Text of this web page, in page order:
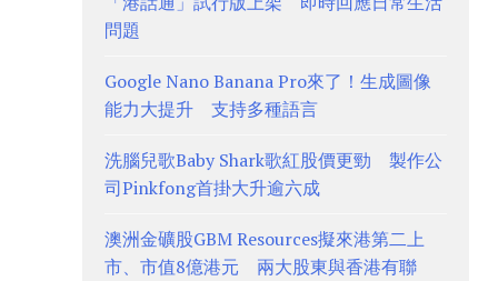
問題
Google Nano Banana Pro來了！生成圖像
能力大提升 支持多種語言
洗腦兒歌Baby Shark歌紅股價更勁 製作公
司Pinkfong首掛大升逾六成
澳洲金礦股GBM Resources擬來港第二上
市、市值8億港元 兩大股東與香港有聯